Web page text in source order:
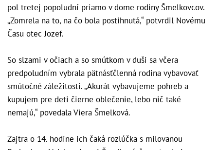
pol tretej popoludní priamo v dome rodiny Šmelkovcov.
„Zomrela na to, na čo bola postihnutá,“ potvrdil Novému
Času otec Jozef.
So slzami v očiach a so smútkom v duši sa včera
predpoludním vybrala pätnásťčlenná rodina vybavovať
smútočné záležitosti. „Akurát vybavujeme pohreb a
kupujem pre deti čierne oblečenie, lebo nič také
nemajú,“ povedala Viera Šmelková.
Zajtra o 14. hodine ich čaká rozlúčka s milovanou